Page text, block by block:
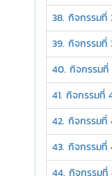
38. กิจกรรมที่
39. กิจกรรมที่
40. กิจกรรมที่
41. กิจกรรมที่
42. กิจกรรมที่
43. กิจกรรมที่
44. กิจกรรมที่